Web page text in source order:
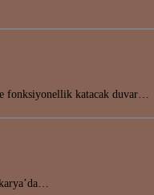
fonksiyonellik katacak duvar…